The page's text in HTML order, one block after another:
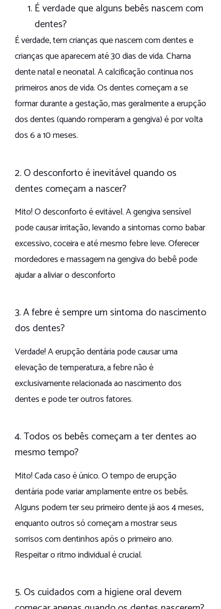
É verdade que alguns bebês nascem com
dentes?
É verdade, tem crianças que nascem com dentes e
crianças que aparecem até 30 dias de vida. Chama
dente natal e neonatal. A calcificação continua nos
primeiros anos de vida. Os dentes começam a se
formar durante a gestação, mas geralmente a erupção
dos dentes (quando romperam a gengiva) é por volta
dos 6 a 10 meses.
2. O desconforto é inevitável quando os
dentes começam a nascer?
Mito! O desconforto é evitável. A gengiva sensível
pode causar irritação, levando a sintomas como babar
excessivo, coceira e até mesmo febre leve. Oferecer
mordedores e massagem na gengiva do bebê pode
ajudar a aliviar o desconforto
3. A febre é sempre um sintoma do nascimento
dos dentes?
Verdade! A erupção dentária pode causar uma
elevação de temperatura, a febre não é
exclusivamente relacionada ao nascimento dos
dentes e pode ter outros fatores.
4. Todos os bebês começam a ter dentes ao
mesmo tempo?
Mito! Cada caso é único. O tempo de erupção
dentária pode variar amplamente entre os bebês.
Alguns podem ter seu primeiro dente já aos 4 meses,
enquanto outros só começam a mostrar seus
sorrisos com dentinhos após o primeiro ano.
Respeitar o ritmo individual é crucial.
5. Os cuidados com a higiene oral devem